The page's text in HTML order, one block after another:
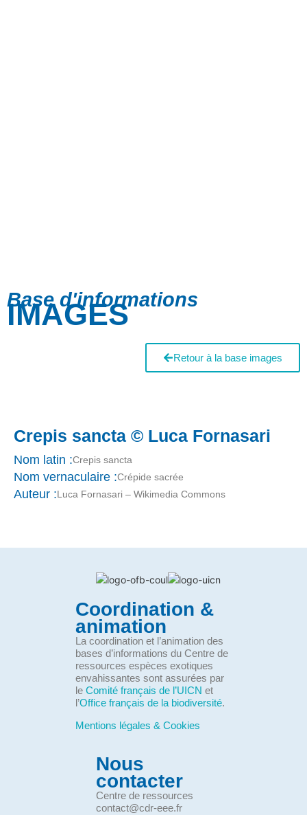
Base d'informations
IMAGES
Retour à la base images
Crepis sancta © Luca Fornasari
Nom latin :Crepis sancta
Nom vernaculaire :Crépide sacrée
Auteur :Luca Fornasari – Wikimedia Commons
Coordination &
animation
La coordination et l’animation des
bases d’informations du Centre de
ressources espèces exotiques
envahissantes sont assurées par
le Comité français de l’UICN et
l’Office français de la biodiversité.
Mentions légales & Cookies
Nous
contacter
Centre de ressources
contact@cdr-eee.fr